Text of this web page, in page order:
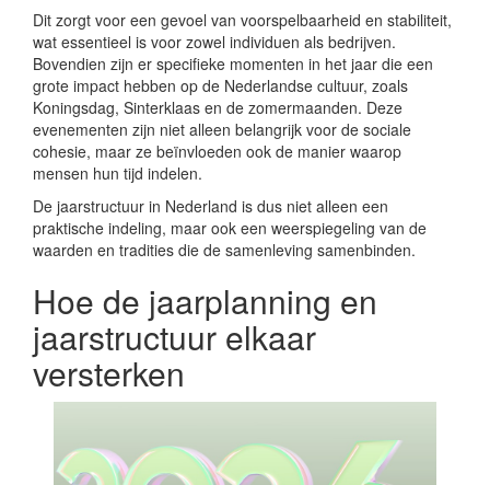
Dit zorgt voor een gevoel van voorspelbaarheid en stabiliteit,
wat essentieel is voor zowel individuen als bedrijven.
Bovendien zijn er specifieke momenten in het jaar die een
grote impact hebben op de Nederlandse cultuur, zoals
Koningsdag, Sinterklaas en de zomermaanden. Deze
evenementen zijn niet alleen belangrijk voor de sociale
cohesie, maar ze beïnvloeden ook de manier waarop
mensen hun tijd indelen.
De jaarstructuur in Nederland is dus niet alleen een
praktische indeling, maar ook een weerspiegeling van de
waarden en tradities die de samenleving samenbinden.
Hoe de jaarplanning en
jaarstructuur elkaar
versterken